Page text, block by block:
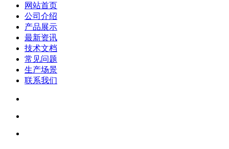
网站首页
公司介绍
产品展示
最新资讯
技术文档
常见问题
生产场景
联系我们